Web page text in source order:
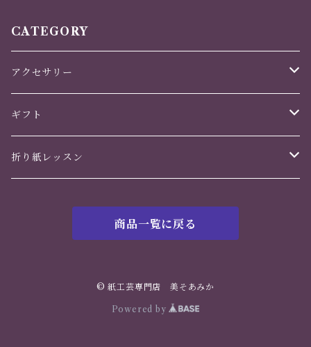
CATEGORY
アクセサリー
かんざし
ヘアアクセサリー
ギフト
誕生日
ホワイトデー
折り紙レッスン
商品一覧に戻る
© 紙工芸専門店 美そあみか
Powered by